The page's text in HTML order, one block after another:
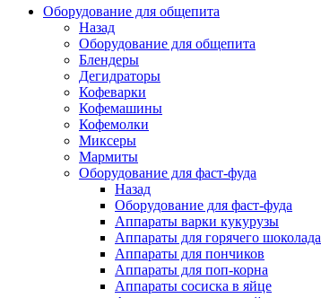
Оборудование для общепита
Назад
Оборудование для общепита
Блендеры
Дегидраторы
Кофеварки
Кофемашины
Кофемолки
Миксеры
Мармиты
Оборудование для фаст-фуда
Назад
Оборудование для фаст-фуда
Аппараты варки кукурузы
Аппараты для горячего шоколада
Аппараты для пончиков
Аппараты для поп-корна
Аппараты сосиска в яйце